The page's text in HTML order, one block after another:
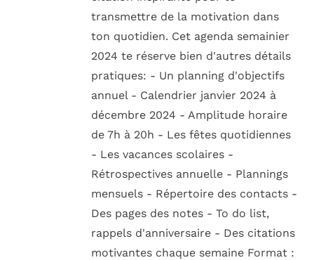
transmettre de la motivation dans
ton quotidien. Cet agenda semainier
2024 te réserve bien d'autres détails
pratiques: - Un planning d'objectifs
annuel - Calendrier janvier 2024 à
décembre 2024 - Amplitude horaire
de 7h à 20h - Les fêtes quotidiennes
- Les vacances scolaires -
Rétrospectives annuelle - Plannings
mensuels - Répertoire des contacts -
Des pages des notes - To do list,
rappels d'anniversaire - Des citations
motivantes chaque semaine Format :